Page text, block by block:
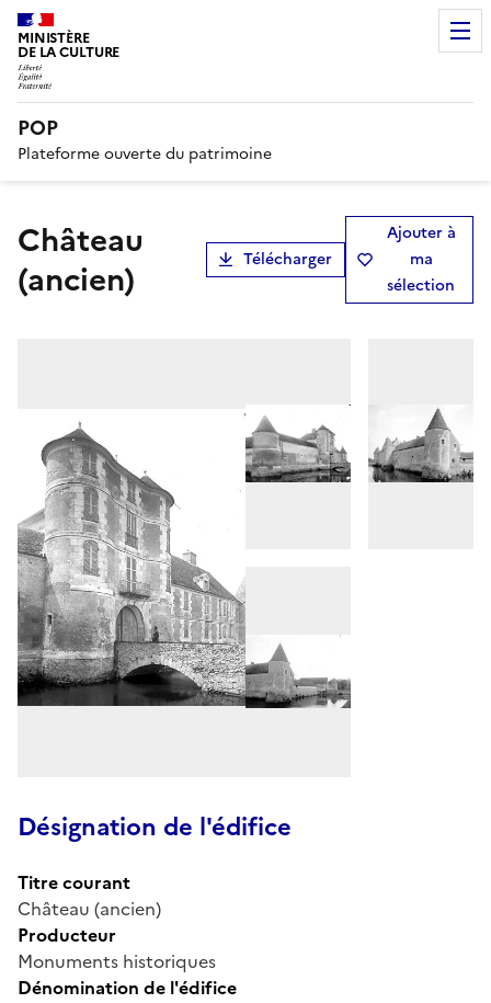
MINISTÈRE
DE LA CULTURE
POP
Plateforme ouverte du patrimoine
Château
(ancien)
Télécharger
Ajouter à
ma
sélection
Désignation de l'édifice
Titre courant
Château (ancien)
Producteur
Monuments historiques
Dénomination de l'édifice